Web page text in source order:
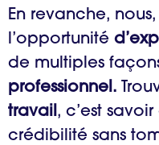
En revanche,
l’opportunité
de multiples
professionnel.
travail , c’est
crédibilité sans